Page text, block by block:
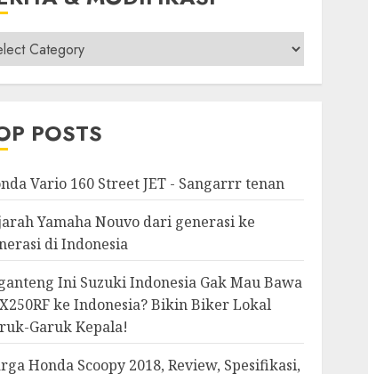
POSTS
Vario 160 Street JET - Sangarrr tenan
Yamaha Nouvo dari generasi ke
di Indonesia
Ini Suzuki Indonesia Gak Mau Bawa
ke Indonesia? Bikin Biker Lokal
Garuk Kepala!
Honda Scoopy 2018, Review, Spesifikasi,